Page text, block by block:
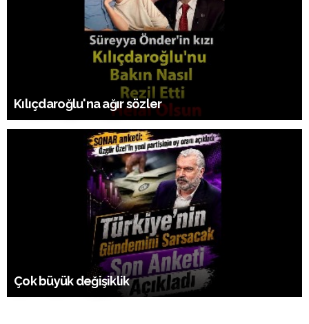
Kılıçdaroğlu'na ağır sözler
Çok büyük değişiklik